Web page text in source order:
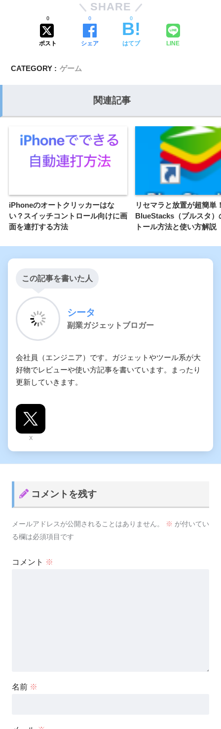
SHARE
ポスト
0
シェア
0
はてブ
0
LINE
CATEGORY : ゲーム
関連記事
iPhoneのオートクリッカーはな
い？スイッチコントロール向けに画
面を連打する方法
リセマラと放置が超簡単
BlueStacks（ブルスタ）
トール方法と使い方解説
この記事を書いた人
シータ
副業ガジェットブロガー
会社員（エンジニア）です。ガジェットやツール系が大
好物でレビューや使い方記事を書いています。まったり
更新していきます。
X
コメントを残す
メールアドレスが公開されることはありません。 ※ が付いてい
る欄は必須項目です
コメント ※
名前 ※